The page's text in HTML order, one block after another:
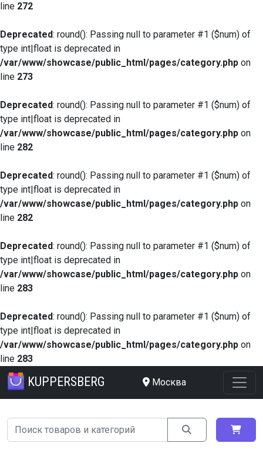
line 272
Deprecated: round(): Passing null to parameter #1 ($num) of
type int|float is deprecated in
/var/www/showcase/public_html/pages/category.php on
line 273
Deprecated: round(): Passing null to parameter #1 ($num) of
type int|float is deprecated in
/var/www/showcase/public_html/pages/category.php on
line 282
Deprecated: round(): Passing null to parameter #1 ($num) of
type int|float is deprecated in
/var/www/showcase/public_html/pages/category.php on
line 282
Deprecated: round(): Passing null to parameter #1 ($num) of
type int|float is deprecated in
/var/www/showcase/public_html/pages/category.php on
line 283
Deprecated: round(): Passing null to parameter #1 ($num) of
type int|float is deprecated in
/var/www/showcase/public_html/pages/category.php on
line 283
KUPPERSBERG Москва